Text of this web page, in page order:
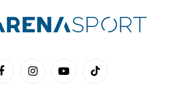
FacebookInstagramYouTubeTikTok